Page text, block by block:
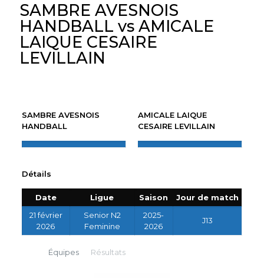
SAMBRE AVESNOIS
HANDBALL vs AMICALE
LAIQUE CESAIRE
LEVILLAIN
SAMBRE AVESNOIS
HANDBALL
AMICALE LAIQUE
CESAIRE LEVILLAIN
Détails
Date Ligue Saison
Jour de match
21 février
2026
Senior N2
Feminine
2025-
2026
J13
Équipes Résultats